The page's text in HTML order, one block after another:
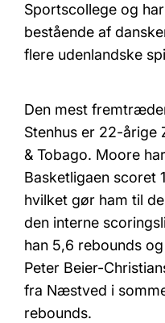
Sportscollege og
bestående af
flere udenlandske
Den mest
Stenhus er 22-årige
& Tobago. Moore
Basketligaen scoret
hvilket gør ham til
den interne
han 5,6 rebounds
Peter Beier-
fra Næstved i
rebounds.